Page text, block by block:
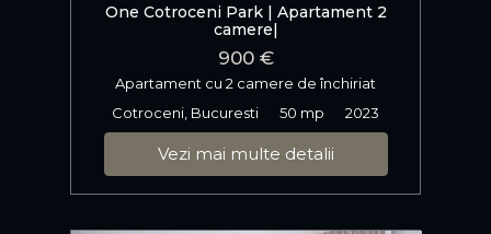
One Cotroceni Park | Apartament 2
camere|
900 €
Apartament cu 2 camere de închiriat
Cotroceni, Bucuresti
50 mp 2023
Vezi mai multe detalii